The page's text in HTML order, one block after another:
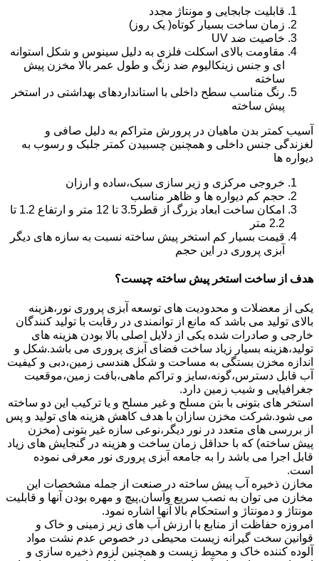
قابلیت جابجایی و مونتاژ مجدد
زمان ساخت بسیار کوتاه( یک روز)
خاصیت ضد UV
مقاومت بالای اسکلت فلزی به دلیل سینوس و شکل استوانه
ای و جنس زینکالیوم ضد زنگ و طول عمر بالا مخزن پیش
ساخته
رنگ مناسب سطح داخلی با استانداردهای بهداشتی در استخر
پیش ساخته
آسیب کمتر بدن ماهیان در پرورش متراکم به دلیل صافی و
لغزندگی جنس داخلی و همچنین چسبیدن کمتر جلبک و رسوب به
دیواره ها
خروجی مرکزی و زیر سازی سبک،ساده و ارزان
حجم کم دیواره ها و ظاهر مناسب
امکان ساخت ابعاد بزرگ از قطر3.5 تا 12 متر و ارتفاع 1.2 تا
2.2 متر
قیمت بسیار کم استخر پیش ساخته نسبت به سازه های دیگر
آبزی پروری در این حجم
هدف از ساخت استخر پیش ساخته چیست؟
یکی از معضلات و محدودیت های توسعه آبزی پروری نور،هزینه
بالای تولید می باشد که مانع از توانمندی در رقابت با تولید کنندگان
خارجی و صادرات شده یکی از دلایل اصلی بالا بودن هزینه های
تولید،هزینه بسیار زیاد ساخت فضای آبزی پروری می باشد.شکل و
اندازه مخزن بستگی به مساحت و شکل هندسی زمین،دبی و کیفیت
آب قابل دسترس،گونه،سایز و تراکم ماهی،بافت زمین،موقعیت
جغرافیایی و شیب زمین دارد.
استخر های بتونی با بتن مسلح و غیر مسلح و یا ترکیب این دو ساخته
می شود.شرکت مخزن سازان با هدف کاهش هزینه های تولید و پس
از بررسی های متعدد در نور دیگر،نوعی سازه غیر بتونی (مخزن
پیش ساخته) که با حداقل زمان ساخت و هزینه در گنجایش های زیاد
قابل اجرا می باشد را به جامعه آبزی پروری نور معرفی نموده
است.
مخازن ذخیره آب پیش ساخته در صنعت از جمله مشخصات این
مخازن می توان به نصب سریع وآسان,پیچ و مهره بودن آنها و قابلیت
مونتاژ و دمونتاژ و استحکام بالا آنها اشاره نمود.
امروزه حفاظت از منابع با ارزش آب های زیر زمینی و خاک و
قوانین سخت گیرانه زیست محیطی در خصوص عدم نشت مواد
آلوده کننده خاک و محیط زیست و همچنین لزوم ذخیره سازی و